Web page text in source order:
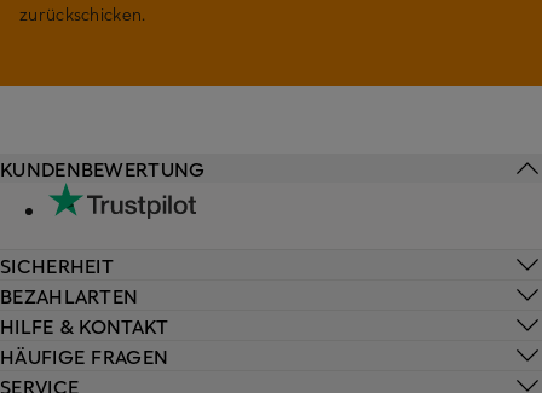
zurückschicken.
HILFE & KONTAKT
HÄUFIGE FRAGEN
SERVICE
KUNDENBEWERTUNG
SICHERHEIT
BEZAHLARTEN